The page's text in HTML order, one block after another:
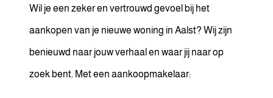
Wil je een zeker en vertrouwd gevoel bij het
aankopen van je nieuwe woning in Aalst? Wij zijn
benieuwd naar jouw verhaal en waar jij naar op
zoek bent. Met een aankoopmakelaar: